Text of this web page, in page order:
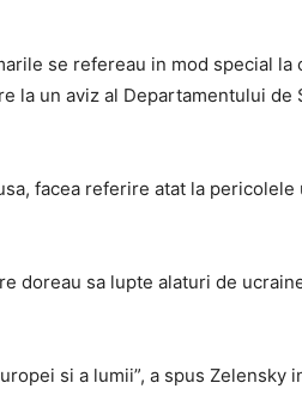
se refereau in mod special la
la un aviz al Departamentului de
facea referire atat la
doreau sa lupte alaturi de
si a lumii”, a spus Zelensky